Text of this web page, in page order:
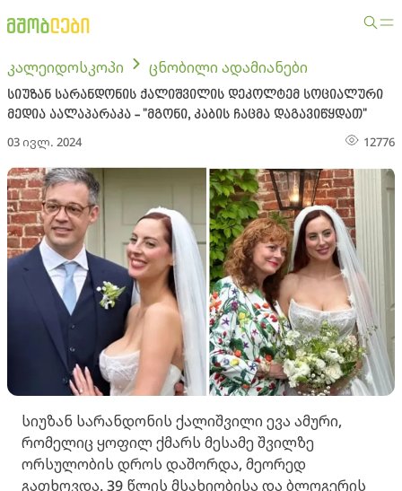
კალეიდოსკოპი ცნობილი ადამიანები
სიუზან სარანდონის ქალიშვილის დეკოლტემ სოციალური
მედია აალაპარაკა - "მგონი, კაბის ჩაცმა დაგავიწყდათ"
03 ივლ. 2024 12776
სიუზან სარანდონის ქალიშვილი ევა ამური,
რომელიც ყოფილ ქმარს მესამე შვილზე
ორსულობის დროს დაშორდა, მეორედ
გათხოვდა. 39 წლის მსახიობისა და ბლოგერის